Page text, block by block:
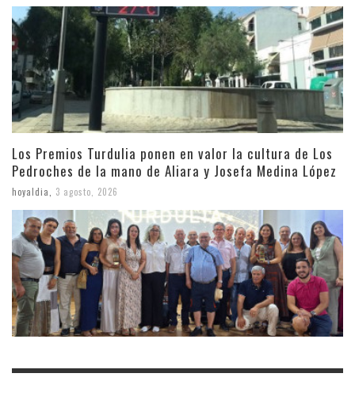
Los Premios Turdulia ponen en valor la cultura de Los
Pedroches de la mano de Aliara y Josefa Medina López
hoyaldia, 3 agosto, 2026